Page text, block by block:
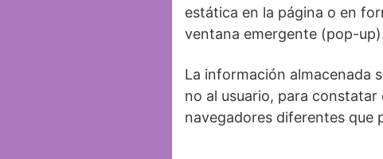
estática en la página o en
ventana emergente (pop-
La información almacenada
no al usuario, para
navegadores diferentes que